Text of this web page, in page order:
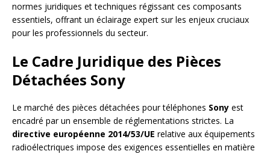
normes juridiques et techniques régissant ces composants
essentiels, offrant un éclairage expert sur les enjeux cruciaux
pour les professionnels du secteur.
Le Cadre Juridique des Pièces
Détachées Sony
Le marché des pièces détachées pour téléphones Sony est
encadré par un ensemble de réglementations strictes. La
directive européenne 2014/53/UE relative aux équipements
radioélectriques impose des exigences essentielles en matière